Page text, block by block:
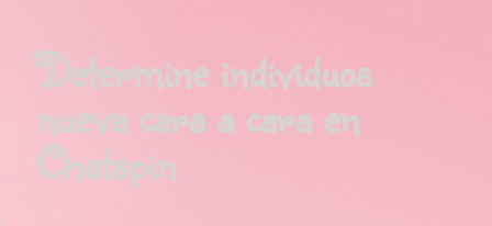
Determine individuos
nueva cara a cara en
Chatspin